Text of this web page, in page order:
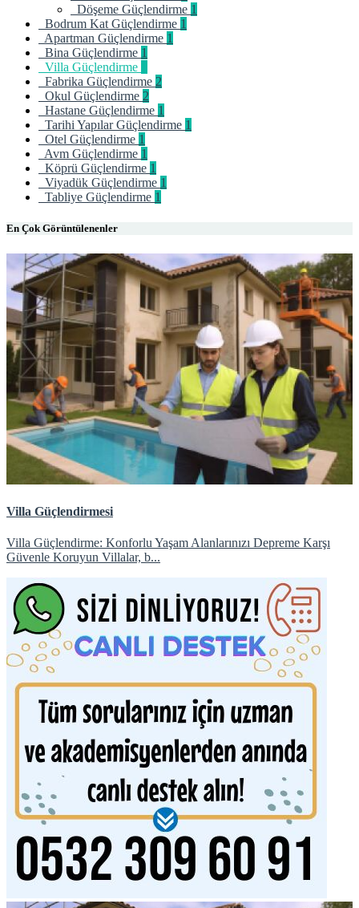
Döşeme Güçlendirme 1
Bodrum Kat Güçlendirme 1
Apartman Güçlendirme 1
Bina Güçlendirme 1
Villa Güçlendirme
Fabrika Güçlendirme 2
Okul Güçlendirme 2
Hastane Güçlendirme 1
Tarihi Yapılar Güçlendirme 1
Otel Güçlendirme 1
Avm Güçlendirme 1
Köprü Güçlendirme 1
Viyadük Güçlendirme 1
Tabliye Güçlendirme 1
En Çok Görüntülenenler
Villa Güçlendirmesi
Villa Güçlendirme: Konforlu Yaşam Alanlarınızı Depreme Karşı
Güvenle Koruyun Villalar, b...